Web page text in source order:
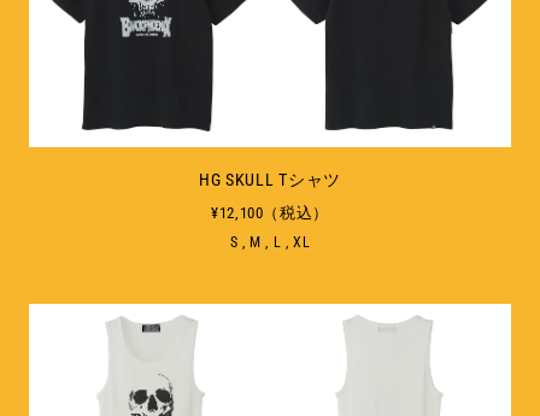
HG SKULL Tシャツ
¥12,100（税込）
S , M , L , XL